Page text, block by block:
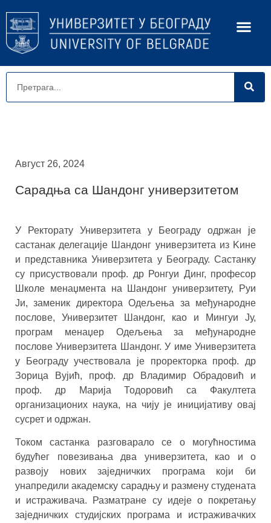
Август 26, 2024
Сарадња са Шандонг универзитетом
У Ректорату Универзитета у Београду одржан је
састанак делегације Шандонг универзитета из Kине
и представника Универзитета у Београду. Састанку
су присуствовали проф. др Ронгуи Динг, професор
Школе менаџмента на Шандонг универзитету, Руи
Ји, заменик директора Одељења за међународне
послове, Универзитет Шандонг, као и Мингуи Ју,
програм менаџер Одељења за међународне
послове Универзитета Шандонг. У име Универзитета
у Београду учествовала је проректорка проф. др
Зорица Вујић, проф. др Владимир Обрадовић и
проф. др Марија Тодоровић са Факултета
организационих наука, на чију је иницијативу овај
сусрет и одржан.
Током састанка разговарало се о могућностима
будућег повезивања два универзитета, као и о
развоју нових заједничких програма који би
унапредили академску сарадњу и размену студената
и истраживача. Разматране су идеје о покретању
заједничких студијских програма и истраживачких